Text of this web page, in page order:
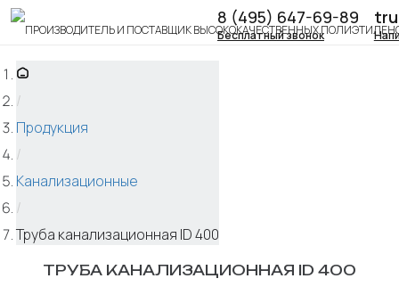
8 (495) 647-69-89
Бесплатный звонок
/
Продукция
/
Канализационные
/
Труба канализационная ID 400
ТРУБА КАНАЛИЗАЦИОННАЯ ID 400